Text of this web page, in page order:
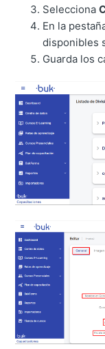
Selecciona
En la
disponibles
Guarda los